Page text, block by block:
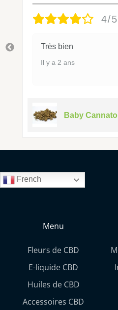
4/5
Très bien
Il y a 2 ans
Baby
French
Menu
Fleurs de CBD
E-liquide CBD
Huiles de CBD
Accessoires CBD